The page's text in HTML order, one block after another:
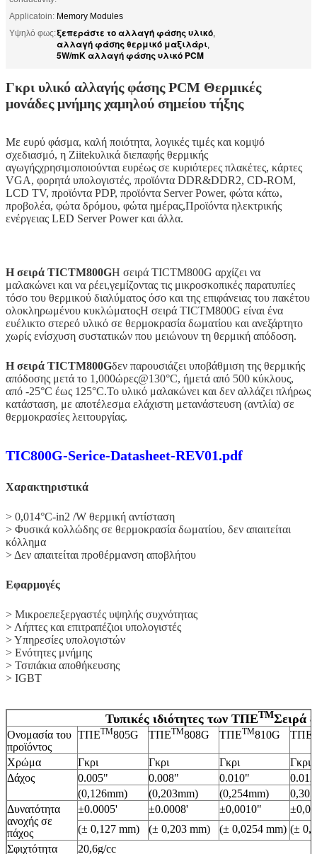
Applicatoin: Memory Modules
Υψηλό φως:ξεπεράστε το αλλαγή φάσης υλικό,
αλλαγή φάσης θερμικό μαξιλάρι,
5W/mK αλλαγή φάσης υλικό PCM
Γκρι υλικό αλλαγής φάσης PCM Θερμικές
μονάδες μνήμης χαμηλού σημείου τήξης
Με ευρύ φάσμα, καλή ποιότητα, λογικές τιμές και κομψό
σχεδιασμό, η Ziitekυλικά διεπαφής θερμικής
αγωγήςχρησιμοποιούνται ευρέως σε κυριότερες πλακέτες, κάρτες
VGA, φορητά υπολογιστές, προϊόντα DDR&DDR2, CD-ROM,
LCD TV, προϊόντα PDP, προϊόντα Server Power, φώτα κάτω,
προβολέα, φώτα δρόμου, φώτα ημέρας,Προϊόντα ηλεκτρικής
ενέργειας LED Server Power και άλλα.
Η σειρά TICTM800GΗ σειρά TICTM800G αρχίζει να
μαλακώνει και να ρέει,γεμίζοντας τις μικροσκοπικές παρατυπίες
τόσο του θερμικού διαλύματος όσο και της επιφάνειας του πακέτου
ολοκληρωμένου κυκλώματοςΗ σειρά TICTM800G είναι ένα
ευέλικτο στερεό υλικό σε θερμοκρασία δωματίου και ανεξάρτητο
χωρίς ενίσχυση συστατικών που μειώνουν τη θερμική απόδοση.
Η σειρά TICTM800Gδεν παρουσιάζει υποβάθμιση της θερμικής
απόδοσης μετά το 1,000ώρες@130°C, ήμετά από 500 κύκλους,
από -25°C έως 125°C.Το υλικό μαλακώνει και δεν αλλάζει πλήρως
κατάσταση, με αποτέλεσμα ελάχιστη μετανάστευση (αντλία) σε
θερμοκρασίες λειτουργίας.
ΤIC800G-Serice-Datasheet-REV01.pdf
Χαρακτηριστικά
> 0,014°C-in2 /W θερμική αντίσταση
> Φυσικά κολλώδης σε θερμοκρασία δωματίου, δεν απαιτείται
κόλλημα
> Δεν απαιτείται προθέρμανση αποβλήτου
Εφαρμογές
> Μικροεπεξεργαστές υψηλής συχνότητας
> Λήπτες και επιτραπέζιοι υπολογιστές
> Υπηρεσίες υπολογιστών
> Ενότητες μνήμης
> Τσιπάκια αποθήκευσης
> IGBT
Τυπικές ιδιότητες των ΤΠΕΤΜΣειρά
Ονομασία του
προϊόντος
ΤΠΕΤΜ805G ΤΠΕΤΜ808G ΤΠΕΤΜ810G ΤΠΕ
Χρώμα Γκρι Γκρι Γκρι
Γκρι
Δάχος
0.005" 0.008" 0.010"
(0,126mm)
(0,203mm) (0,254mm)
Δυνατότητα
ανοχής σε
πάχος
±0.0005' ±0.0008' ±0,0010"
(± 0,127 mm)
(± 0,203 mm) (± 0,0254 mm) (±
Σφιχτότητα
20,6g/cc